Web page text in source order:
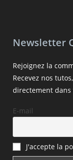
Newsletter
Rejoignez la
Recevez nos
directement
E-mail
J'accepte la